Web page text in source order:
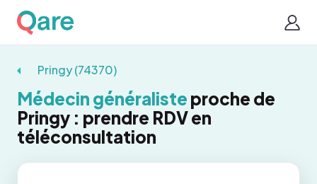
Pringy (74370)
Médecin généraliste proche de
Pringy : prendre RDV en
téléconsultation